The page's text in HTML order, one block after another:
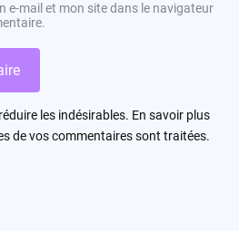
e-mail et mon site dans le navigateur
les indésirables. En savoir plus
de vos commentaires sont traitées.